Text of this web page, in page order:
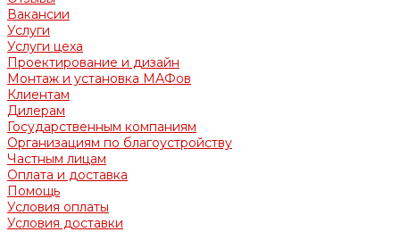
Вакансии
Услуги
Услуги цеха
Проектирование и дизайн
Монтаж и установка МАФов
Клиентам
Дилерам
Государственным компаниям
Организациям по благоустройству
Частным лицам
Оплата и доставка
Помощь
Условия оплаты
Условия доставки